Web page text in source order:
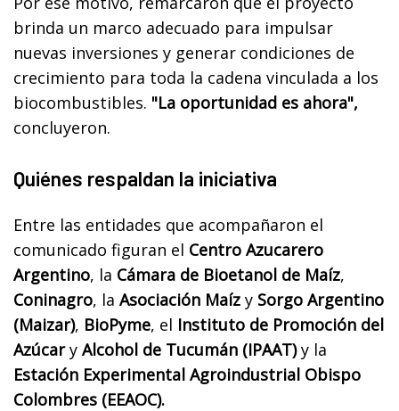
brinda un marco adecuado para impulsar
nuevas inversiones y generar condiciones de
crecimiento para toda la cadena vinculada a los
biocombustibles. "La oportunidad es ahora",
concluyeron.
Quiénes respaldan la iniciativa
Entre las entidades que acompañaron el
comunicado figuran el Centro Azucarero
Argentino, la Cámara de Bioetanol de Maíz,
Coninagro, la Asociación Maíz y Sorgo Argentino
(Maizar), BioPyme, el Instituto de Promoción del
Azúcary Alcohol de Tucumán (IPAAT)y la
Estación Experimental Agroindustrial Obispo
Colombres (EEAOC).